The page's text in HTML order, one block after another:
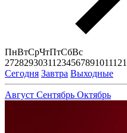
ПнВтСрЧтПтСбВс
2728293031123456789101112
Сегодня Завтра Выходные
Август Сентябрь Октябрь